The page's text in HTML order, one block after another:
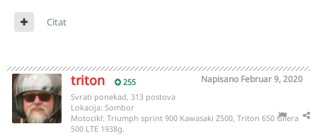
Citat
triton 255 Napisano Februar 9, 2020
Svrati ponekad, 313 postova
Lokacija: Sombor
Motocikl: Triumph sprint 900 Kawasaki Z500, Triton 650 Gilera
500 LTE 1938g.